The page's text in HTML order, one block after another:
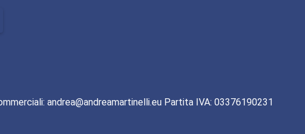
andrea@andreamartinelli.eu Partita IVA: 03376190231